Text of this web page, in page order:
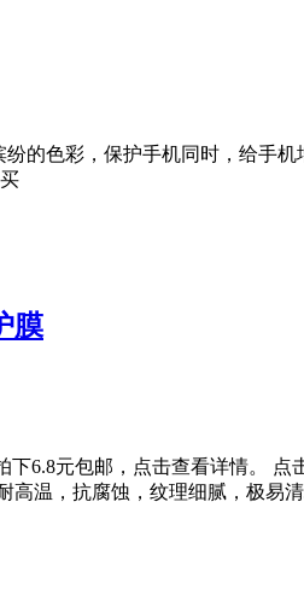
的色彩，保护手机同时，给手
膜
6.8元包邮，点击查看详情。 点
温，抗腐蚀，纹理细腻，极易